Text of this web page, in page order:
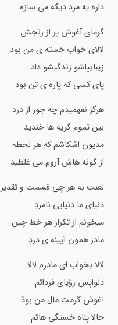
داره یه مرد دیگه می سازه
گرمای آغوش پر از رنجش
لالایِ خواب خسته ی من بود
زیباییاشو زندگیشو داد
پای کسی که پاره ی تن بود
هرگز نفهمیدم چه جور از درد
بین تموم گریه ها خندید
مدیون اشکاشم که هر لحظه
از گونه هاش آروم می غلطید
لعنت به هر چی قسمت و تقدیر
دنیای ما دنیایی نامردِ
میخونم از تکرار هر خط چین
مادر همون آیینه ی دردِ
لالا بخواب ای مادرم لالا
دلواپس رؤیای فرداتم
آغوش گرمت مال من بودُ
حالا پناه خستگی هاتم